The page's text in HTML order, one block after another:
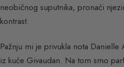
neobičnog suputnika, pronaći
kontrast.
Pažnju mi je privukla nota
iz kuće Givaudan. Na tom smo